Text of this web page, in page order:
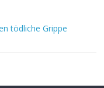
tödliche Grippe